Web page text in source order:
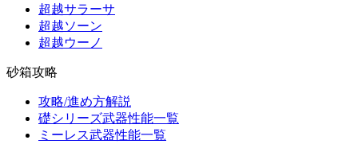
超越サラーサ
超越ソーン
超越ウーノ
砂箱攻略
攻略/進め方解説
礎シリーズ武器性能一覧
ミーレス武器性能一覧